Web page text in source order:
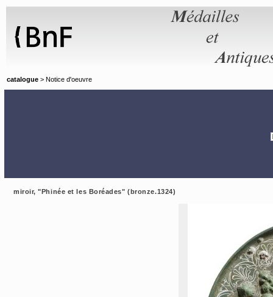
catalogue > Notice d'oeuvre
miroir, "Phinée et les Boréades" (bronze.1324)